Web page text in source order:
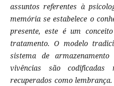
assuntos referentes à
memória se estabelece o
presente, este é um
tratamento. O modelo
sistema de
vivências são codificadas
recuperados como